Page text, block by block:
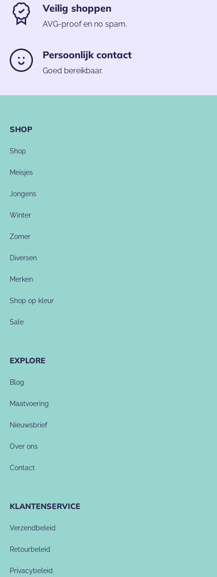
Veilig shoppen
AVG-proof en no spam.
Persoonlijk contact
Goed bereikbaar.
SHOP
Shop
Meisjes
Jongens
Winter
Zomer
Diversen
Merken
Shop op kleur
Sale
EXPLORE
Blog
Maatvoering
Nieuwsbrief
Over ons
Contact
KLANTENSERVICE
Verzendbeleid
Retourbeleid
Privacybeleid